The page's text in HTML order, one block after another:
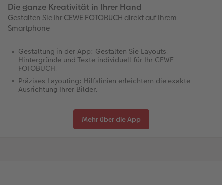
Die ganze Kreativität in Ihrer Hand
Gestalten Sie Ihr CEWE FOTOBUCH direkt auf Ihrem
Smartphone
Gestaltung in der App: Gestalten Sie Layouts,
Hintergründe und Texte individuell für Ihr CEWE
FOTOBUCH.
Präzises Layouting: Hilfslinien erleichtern die exakte
Ausrichtung Ihrer Bilder.
Mehr über die App